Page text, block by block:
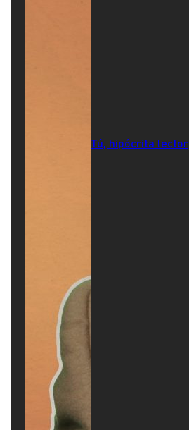
Tú, hipócrita lector